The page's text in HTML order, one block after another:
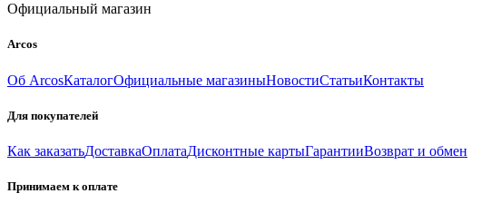
Официальный магазин
Arcos
Об ArcosКаталогОфициальные магазиныНовостиСтатьиКонтакты
Для покупателей
Как заказатьДоставкаОплатаДисконтные картыГарантииВозврат и обмен
Принимаем к оплате